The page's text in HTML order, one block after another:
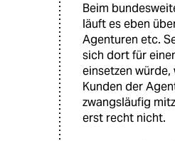
Beim
läuft es eben
Agenturen etc.
sich dort für
einsetzen
Kunden der
zwangsläufig
erst recht nicht.